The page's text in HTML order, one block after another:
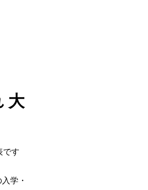
大
です
学・